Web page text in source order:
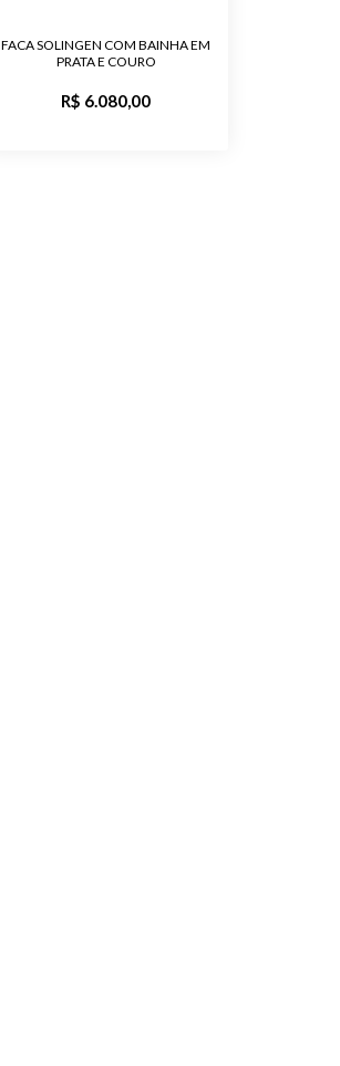
FACA SOLINGEN COM BAINHA EM
PRATA E COURO
R$ 6.080,00